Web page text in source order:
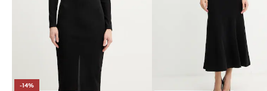
-14%